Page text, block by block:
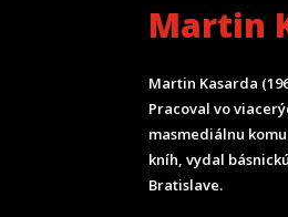
Martin
Martin Kasarda
Pracoval vo
masmediálnu
kníh, vydal
Bratislave.